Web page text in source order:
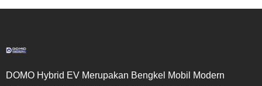
DOMO Hybrid EV Merupakan Bengkel Mobil Modern